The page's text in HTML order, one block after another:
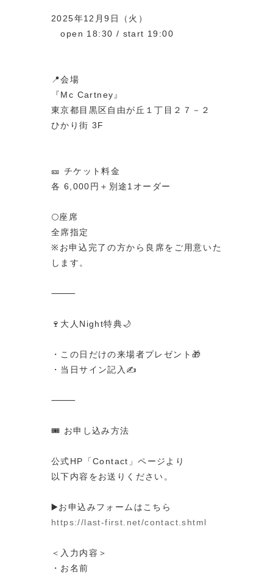
2025年12月9日（火）
open 18:30 / start 19:00
📍会場
『Mc Cartney』
東京都目黒区自由が丘１丁目２７－２
ひかり街 3F
🎫 チケット料金
各 6,000円＋別途1オーダー
🌕座席
全席指定
※お申込完了の方から良席をご用意いた
します。
⸻
🍷大人Night特典🌙
・この日だけの来場者プレゼント🎁
・当日サイン記入✍️
⸻
🎟️ お申し込み方法
公式HP「Contact」ページより
以下内容をお送りください。
▶️お申込みフォームはこちら
https://last-first.net/contact.shtml
＜入力内容＞
・お名前